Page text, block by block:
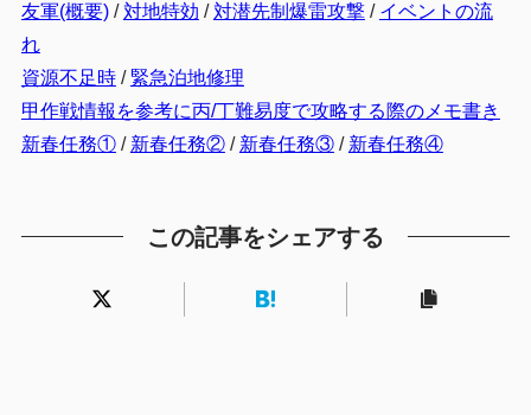
友軍(概要)/対地特効 / 対潜先制爆雷攻撃 / イベントの流
れ
資源不足時/ 緊急泊地修理
甲作戦情報を参考に丙/丁難易度で攻略する際のメモ書き
新春任務①/ 新春任務②/ 新春任務③/ 新春任務④
この記事をシェアする